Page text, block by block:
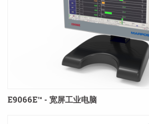
E9066E™ - 宽屏工业电脑